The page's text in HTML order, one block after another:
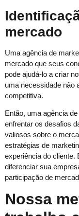
mercado
Uma agência de
mercado que seus
pode ajudá-lo a criar
uma necessidade não
competitiva.
Então, uma agência
enfrentar os desafios
valiosos sobre o
estratégias de
experiência do cliente.
diferenciar sua
participação de
Nossa